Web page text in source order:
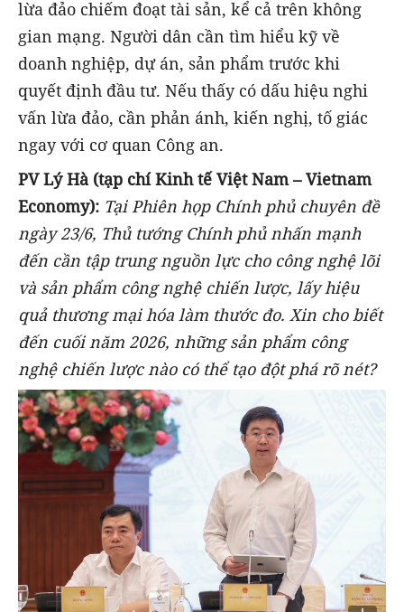
lừa đảo chiếm đoạt tài sản, kể cả trên không
gian mạng. Người dân cần tìm hiểu kỹ về
doanh nghiệp, dự án, sản phẩm trước khi
quyết định đầu tư. Nếu thấy có dấu hiệu nghi
vấn lừa đảo, cần phản ánh, kiến nghị, tố giác
ngay với cơ quan Công an.
PV Lý Hà (tạp chí Kinh tế Việt Nam – Vietnam
Economy): Tại Phiên họp Chính phủ chuyên đề
ngày 23/6, Thủ tướng Chính phủ nhấn mạnh
đến cần tập trung nguồn lực cho công nghệ lõi
và sản phẩm công nghệ chiến lược, lấy hiệu
quả thương mại hóa làm thước đo. Xin cho biết
đến cuối năm 2026, những sản phẩm công
nghệ chiến lược nào có thể tạo đột phá rõ nét?